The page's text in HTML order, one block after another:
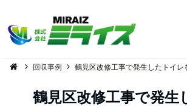
回収事例 鶴見区改修工事で発生したトイレ
鶴見区改修工事で発生